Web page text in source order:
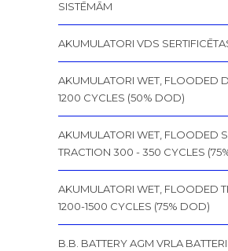
SISTĒMĀM
AKUMULATORI VDS
AKUMULATORI WET, FLOODED
1200 CYCLES (50% DOD)
AKUMULATORI WET, FLOODED
TRACTION 300 - 350 CYCLES
AKUMULATORI WET, FLOODED
1200-1500 CYCLES (75% DOD)
B.B. BATTERY AGM VRLA